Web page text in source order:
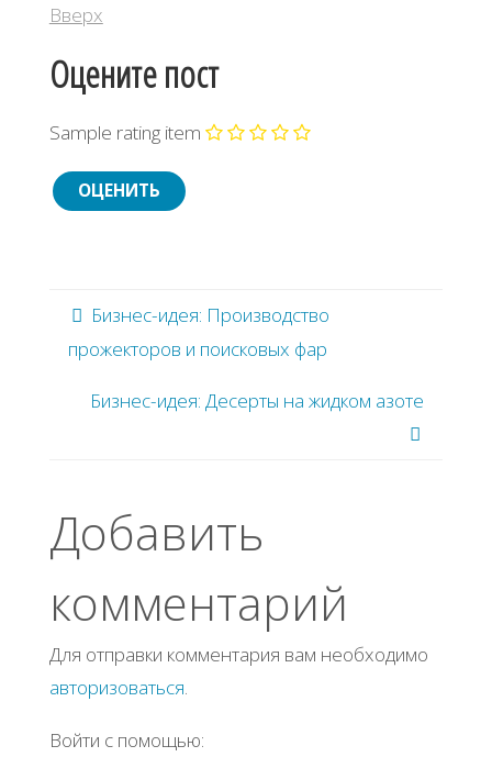
Вверх
Оцените пост
Sample rating item
Бизнес-идея: Производство
прожекторов и поисковых фар
Бизнес-идея: Десерты на жидком азоте
Добавить
комментарий
Для отправки комментария вам необходимо
авторизоваться.
Войти с помощью: